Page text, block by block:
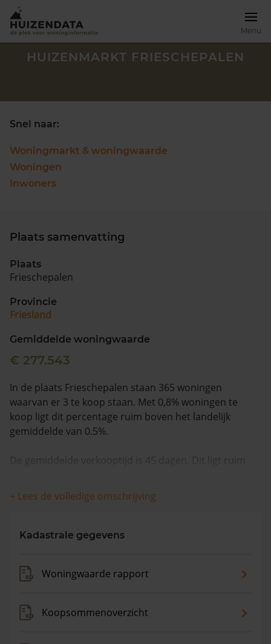
Menu
Zoek een woning
088 220 4200
Maandag t/m vrijdag - 08:00 -18:00
HUIZENMARKT FRIESCHEPALEN
Snel naar:
Woningmarkt & woningwaarde
Woningen
Inwoners
Plaats samenvatting
Plaats
Frieschepalen
Provincie
Friesland
Gemiddelde woningwaarde
€ 277.543
In de plaats Frieschepalen staan 365 woningen
waarvan er 3 te koop staan. Met 0,8% woningen te
koop ligt dit percentage ruim boven het landelijk
gemiddelde van 0.5%.
De gemiddelde verkooptijd is 45 dagen. Dit ligt ruim
De gemiddelde huizenprijs is €511.000. De gemiddelde
de gemiddelde woningwaarde met -1,3% gedaald.
+ Lees de volledige omschrijving
Kadastrale gegevens
Woningwaarde rapport
Koopsommenoverzicht